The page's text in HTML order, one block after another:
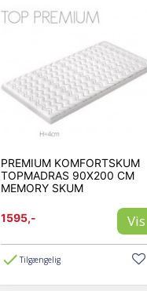
PREMIUM KOMFORTSKUM
TOPMADRAS 90X200 CM
MEMORY SKUM
1595,- Vis
Tilgængelig